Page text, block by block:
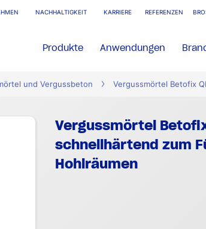
NACHHALTIGKEIT KARRIERE REFERENZEN
Produkte Anwendungen
und Vergussbeton Vergussmörtel Betofix
Vergussmörtel
schnellhärtend zum
Hohlräumen